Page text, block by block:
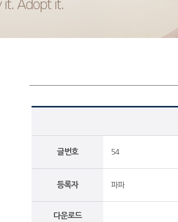
글번호 54
등록자 파파
다운로드